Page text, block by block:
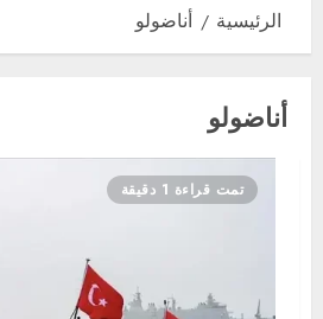
الرئيسية أناضولو
أناضولو
تمت قراءة 1 دقيقة